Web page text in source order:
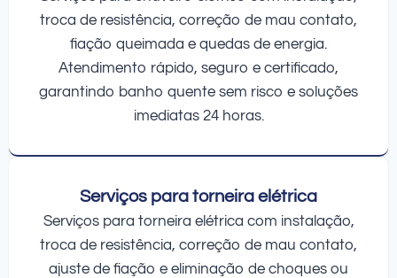
troca de resistência, correção de mau contato,
fiação queimada e quedas de energia.
Atendimento rápido, seguro e certificado,
garantindo banho quente sem risco e soluções
imediatas 24 horas.
Serviços para torneira elétrica
Serviços para torneira elétrica com instalação,
troca de resistência, correção de mau contato,
ajuste de fiação e eliminação de choques ou